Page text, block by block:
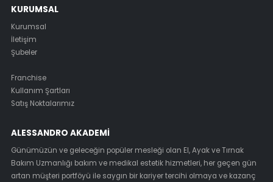
KURUMSAL
Kurumsal
İletişim
Şubeler
Franchise
Kullanım Şartları
Satış Noktalarımız
ALESSANDRO AKADEMI
Günümüzün ve geleceğin popüler mesleği olan El, Ayak ve Tırnak
Bakım Uzmanlığı bakım ve medikal estetik hizmetleri, her geçen gün
artan müşteri portföyü ile saygın bir kariyer tercihi olmaya ve kazanç